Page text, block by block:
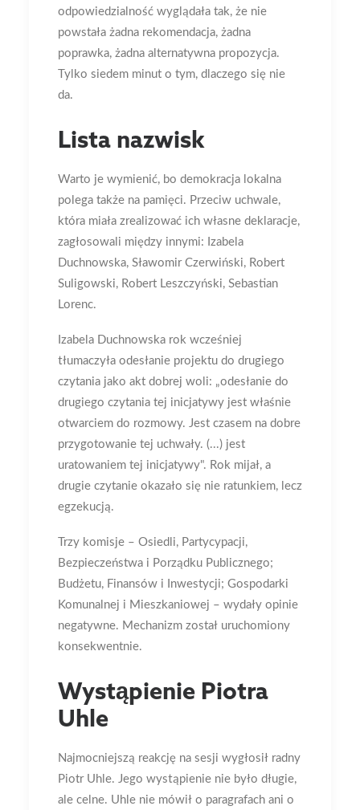
odpowiedzialność wyglądała tak, że nie
powstała żadna rekomendacja, żadna
poprawka, żadna alternatywna propozycja.
Tylko siedem minut o tym, dlaczego się nie
da.
Lista nazwisk
Warto je wymienić, bo demokracja lokalna
polega także na pamięci. Przeciw uchwale,
która miała zrealizować ich własne deklaracje,
zagłosowali między innymi: Izabela
Duchnowska, Sławomir Czerwiński, Robert
Suligowski, Robert Leszczyński, Sebastian
Lorenc.
Izabela Duchnowska rok wcześniej
tłumaczyła odesłanie projektu do drugiego
czytania jako akt dobrej woli: „odesłanie do
drugiego czytania tej inicjatywy jest właśnie
otwarciem do rozmowy. Jest czasem na dobre
przygotowanie tej uchwały. (...) jest
uratowaniem tej inicjatywy". Rok mijał, a
drugie czytanie okazało się nie ratunkiem, lecz
egzekucją.
Trzy komisje – Osiedli, Partycypacji,
Bezpieczeństwa i Porządku Publicznego;
Budżetu, Finansów i Inwestycji; Gospodarki
Komunalnej i Mieszkaniowej – wydały opinie
negatywne. Mechanizm został uruchomiony
konsekwentnie.
Wystąpienie Piotra
Uhle
Najmocniejszą reakcję na sesji wygłosił radny
Piotr Uhle. Jego wystąpienie nie było długie,
ale celne. Uhle nie mówił o paragrafach ani o